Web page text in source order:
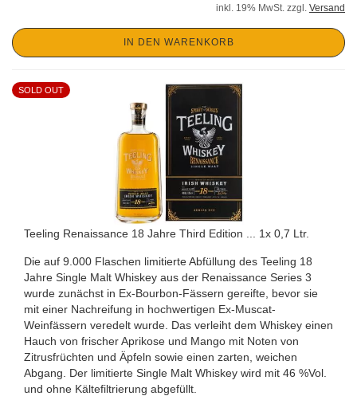
inkl. 19% MwSt. zzgl. Versand
IN DEN WARENKORB
SOLD OUT
Teeling Renaissance 18 Jahre Third Edition ... 1x 0,7 Ltr.
Die auf 9.000 Flaschen limitierte Abfüllung des Teeling 18
Jahre Single Malt Whiskey aus der Renaissance Series 3
wurde zunächst in Ex-Bourbon-Fässern gereifte, bevor sie
mit einer Nachreifung in hochwertigen Ex-Muscat-
Weinfässern veredelt wurde. Das verleiht dem Whiskey einen
Hauch von frischer Aprikose und Mango mit Noten von
Zitrusfrüchten und Äpfeln sowie einen zarten, weichen
Abgang. Der limitierte Single Malt Whiskey wird mit 46 %Vol.
und ohne Kältefiltrierung abgefüllt.